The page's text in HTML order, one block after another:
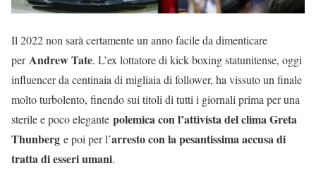
Il 2022 non sarà certamente un anno facile da dimenticare
perAndrew Tate. L’ex lottatore di kick boxing statunitense, oggi
influencer da centinaia di migliaia di follower, ha vissuto un finale
molto turbolento, finendo sui titoli di tutti i giornali prima per una
sterile e poco elegante polemica con l’attivista del clima Greta
Thunberg e poi per l’arresto con la pesantissima accusa di
tratta di esseri umani.